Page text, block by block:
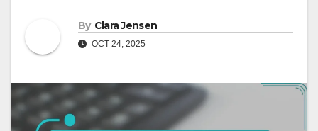
By Clara Jensen
OCT 24, 2025